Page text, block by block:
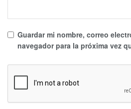
Guardar mi nombre, correo
navegador para la próxima vez